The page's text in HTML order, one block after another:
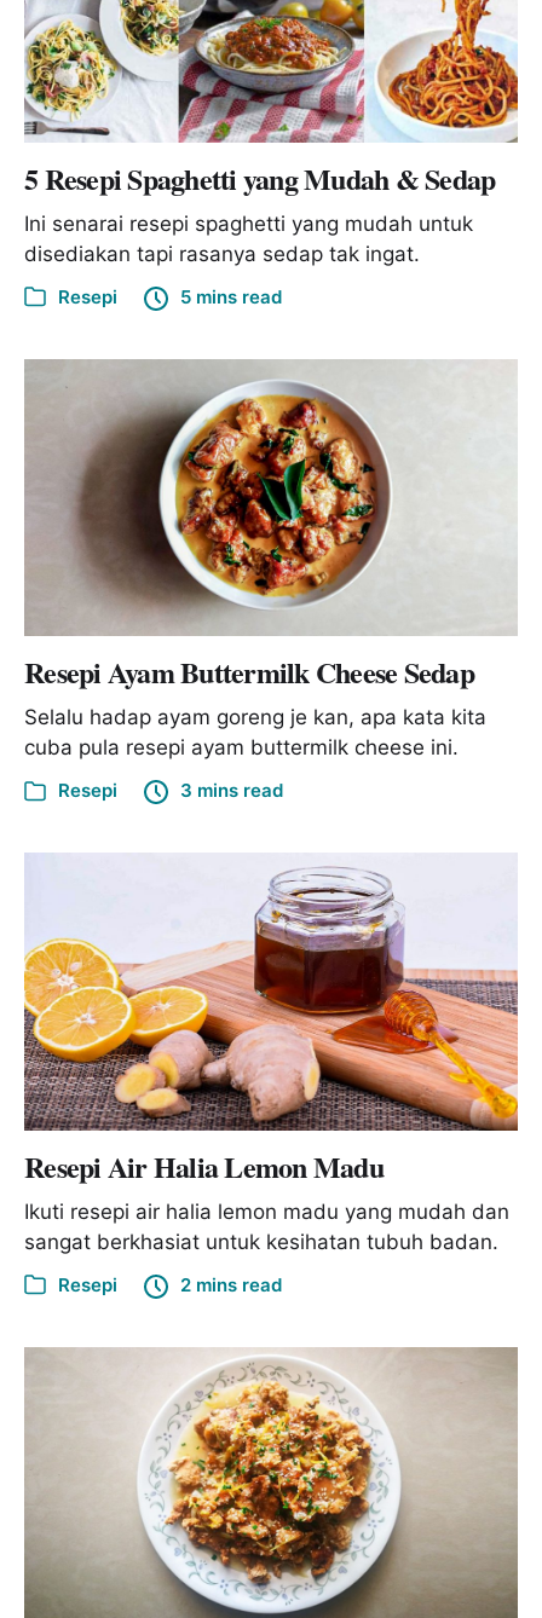
5 Resepi Spaghetti yang Mudah & Sedap
Ini senarai resepi spaghetti yang mudah untuk
disediakan tapi rasanya sedap tak ingat.
Resepi 5 mins read
Resepi Ayam Buttermilk Cheese Sedap
Selalu hadap ayam goreng je kan, apa kata kita
cuba pula resepi ayam buttermilk cheese ini.
Resepi 3 mins read
Resepi Air Halia Lemon Madu
Ikuti resepi air halia lemon madu yang mudah dan
sangat berkhasiat untuk kesihatan tubuh badan.
Resepi 2 mins read